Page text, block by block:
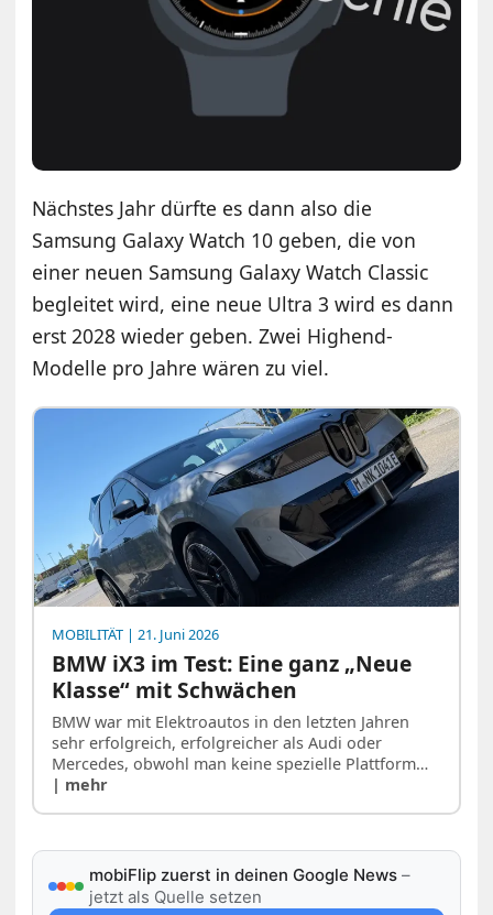
Nächstes Jahr dürfte es dann also die
Samsung Galaxy Watch 10 geben, die von
einer neuen Samsung Galaxy Watch Classic
begleitet wird, eine neue Ultra 3 wird es dann
erst 2028 wieder geben. Zwei Highend-
Modelle pro Jahre wären zu viel.
MOBILITÄT | 21. Juni 2026
BMW iX3 im Test: Eine ganz „Neue
Klasse“ mit Schwächen
BMW war mit Elektroautos in den letzten Jahren
sehr erfolgreich, erfolgreicher als Audi oder
Mercedes, obwohl man keine spezielle Plattform…
| mehr
mobiFlip zuerst in deinen Google News –
jetzt als Quelle setzen